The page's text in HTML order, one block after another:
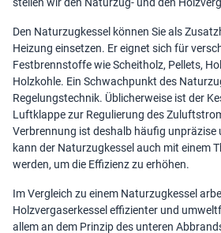
Den Naturzugkessel können Sie als
Heizung einsetzen. Er eignet sich für
Festbrennstoffe wie Scheitholz, Pellets,
Holzkohle. Ein Schwachpunkt des
Regelungstechnik. Üblicherweise ist der
Luftklappe zur Regulierung des
Verbrennung ist deshalb häufig
kann der Naturzugkessel auch mit einem
werden, um die Effizienz zu erhöhen.
Im Vergleich zu einem Naturzugkessel
Holzvergaserkessel effizienter und
allem an dem Prinzip des unteren